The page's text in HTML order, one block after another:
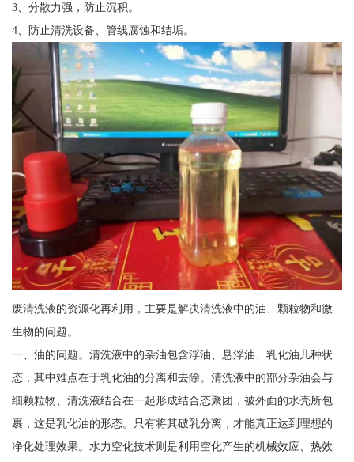
3、分散力强，防止沉积。
4、防止清洗设备、管线腐蚀和结垢。
废清洗液的资源化再利用，主要是解决清洗液中的油、颗粒物和微
生物的问题。
一、油的问题。清洗液中的杂油包含浮油、悬浮油、乳化油几种状
态，其中难点在于乳化油的分离和去除。清洗液中的部分杂油会与
细颗粒物、清洗液结合在一起形成结合态聚团，被外面的水壳所包
裹，这是乳化油的形态。只有将其破乳分离，才能真正达到理想的
净化处理效果。水力空化技术则是利用空化产生的机械效应、热效